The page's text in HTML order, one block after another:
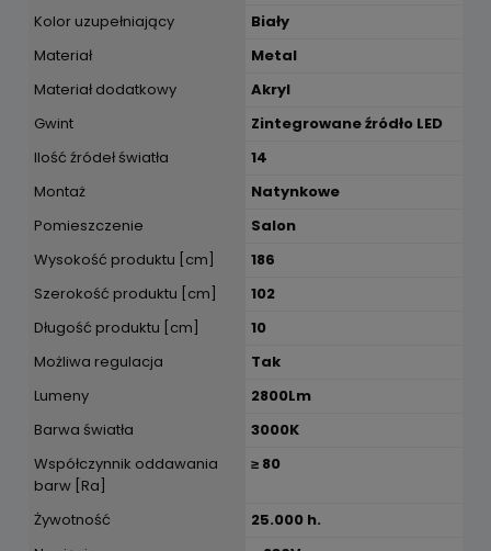
Kolor uzupełniający
Biały
Materiał
Metal
Materiał dodatkowy
Akryl
Gwint
Zintegrowane źródło LED
Ilość źródeł światła
14
Montaż
Natynkowe
Pomieszczenie
Salon
Wysokość produktu [cm]
186
Szerokość produktu [cm]
102
Długość produktu [cm]
10
Możliwa regulacja
Tak
Lumeny
2800Lm
Barwa światła
3000K
Współczynnik oddawania
barw [Ra]
≥ 80
Żywotność
25.000 h.